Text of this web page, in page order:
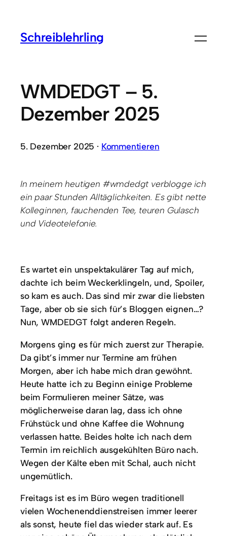
Schreiblehrling
WMDEDGT – 5.
Dezember 2025
5. Dezember 2025 · Kommentieren
In meinem heutigen #wmdedgt verblogge ich
ein paar Stunden Alltäglichkeiten. Es gibt nette
Kolleginnen, fauchenden Tee, teuren Gulasch
und Videotelefonie.
Es wartet ein unspektakulärer Tag auf mich,
dachte ich beim Weckerklingeln, und, Spoiler,
so kam es auch. Das sind mir zwar die liebsten
Tage, aber ob sie sich für’s Bloggen eignen…?
Nun, WMDEDGT folgt anderen Regeln.
Morgens ging es für mich zuerst zur Therapie.
Da gibt’s immer nur Termine am frühen
Morgen, aber ich habe mich dran gewöhnt.
Heute hatte ich zu Beginn einige Probleme
beim Formulieren meiner Sätze, was
möglicherweise daran lag, dass ich ohne
Frühstück und ohne Kaffee die Wohnung
verlassen hatte. Beides holte ich nach dem
Termin im reichlich ausgekühlten Büro nach.
Wegen der Kälte eben mit Schal, auch nicht
ungemütlich.
Freitags ist es im Büro wegen traditionell
vielen Wochenenddienstreisen immer leerer
als sonst, heute fiel das wieder stark auf. Es